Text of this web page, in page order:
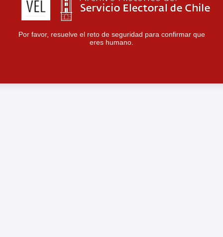
Por favor, resuelve el reto de seguridad para confirmar que
eres humano.